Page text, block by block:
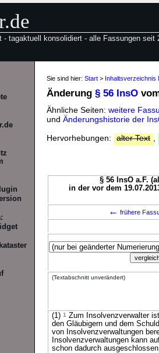
- tagaktuell konsolidiert - alle Fassungen seit
Sie sind hier: Start > Inhaltsverzeichnis
Änderung § 56 InsO
Ähnliche Seiten: weitere
und Änderungshistorie der
Hervorhebungen:
alter Text
§ 56 InsO a.F.
in der vor dem
← frühere
(Textabschnitt unverändert)
(1) 1 Zum Insolvenzverwalter
den Gläubigern und dem
von Insolvenzverwaltungen
Insolvenzverwaltungen kann
schon dadurch